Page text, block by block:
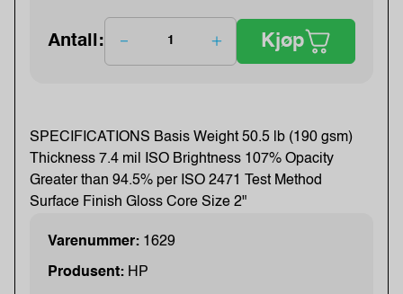
Antall: Kjøp
SPECIFICATIONS Basis Weight 50.5 lb (190 gsm)
Thickness 7.4 mil ISO Brightness 107% Opacity
Greater than 94.5% per ISO 2471 Test Method
Surface Finish Gloss Core Size 2"
Varenummer: 1629
Produsent: HP